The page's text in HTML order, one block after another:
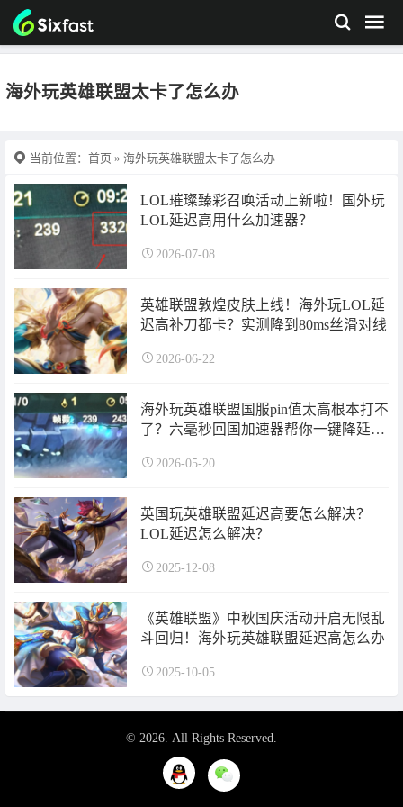
海外玩英雄联盟太卡了怎么办
当前位置： 首页 » 海外玩英雄联盟太卡了怎么办
LOL璀璨臻彩召唤活动上新啦！国外玩
LOL延迟高用什么加速器？
2026-07-08
英雄联盟敦煌皮肤上线！海外玩LOL延
迟高补刀都卡？实测降到80ms丝滑对线
2026-06-22
海外玩英雄联盟国服pin值太高根本打不
了？六毫秒回国加速器帮你一键降延
2026-05-20
英国玩英雄联盟延迟高要怎么解决？
LOL延迟怎么解决？
2025-12-08
《英雄联盟》中秋国庆活动开启无限乱
斗回归！海外玩英雄联盟延迟高怎么办
2025-10-05
© 2026. All Rights Reserved.